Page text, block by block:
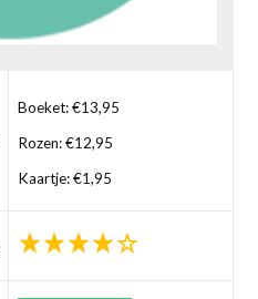
Boeket: €13,95
Rozen: €12,95
Kaartje: €1,95